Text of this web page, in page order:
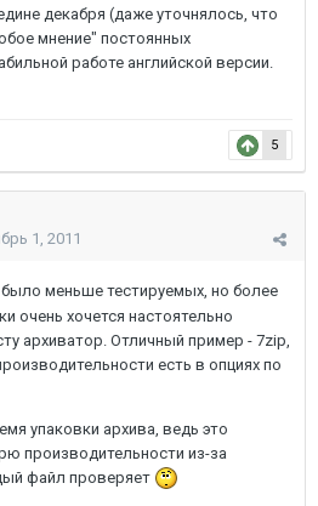
декабря (даже уточнялось, что
мнение" постоянных
работе английской версии.
5
1, 2011
меньше тестируемых, но более
очень хочется настоятельно
архиватор. Отличный пример - 7zip,
есть в опциях по
упаковки архива, ведь это
производительности из-за
файл проверяет